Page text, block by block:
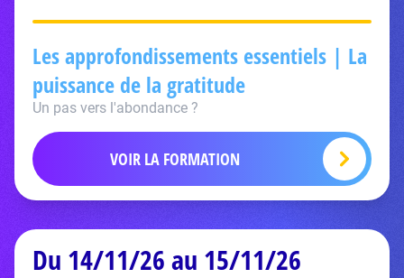
Les approfondissements essentiels | La
puissance de la gratitude
Un pas vers l'abondance ?
VOIR LA FORMATION
Du 14/11/26 au 15/11/26